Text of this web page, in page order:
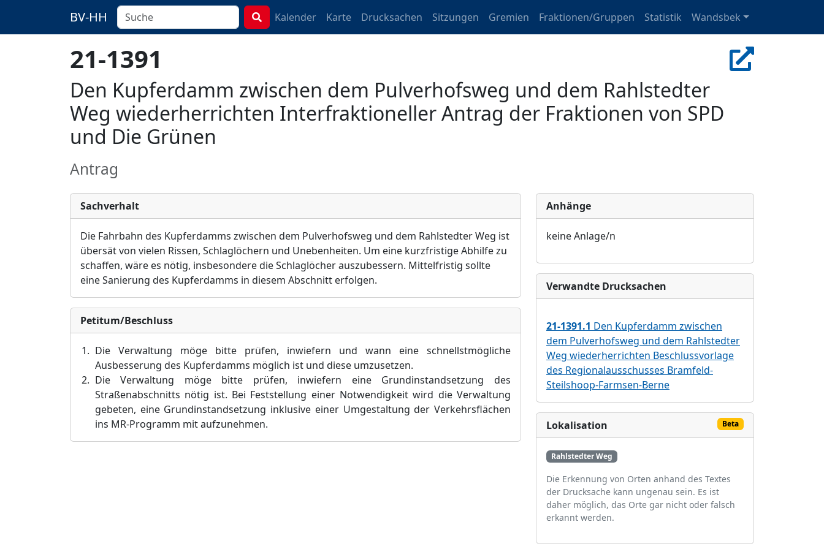
BV-HH Kalender Karte Drucksachen Sitzungen Gremien Fraktionen/Gruppen Statistik Wandsbek
21-1391
Den Kupferdamm zwischen dem Pulverhofsweg und dem Rahlstedter
Weg wiederherrichten Interfraktioneller Antrag der Fraktionen von SPD
und Die Grünen
Antrag
Sachverhalt
Die Fahrbahn des Kupferdamms zwischen dem Pulverhofsweg und dem Rahlstedter Weg ist
übersät von vielen Rissen, Schlaglöchern und Unebenheiten. Um eine kurzfristige Abhilfe zu
schaffen, wäre es nötig, insbesondere die Schlaglöcher auszubessern. Mittelfristig sollte
eine Sanierung des Kupferdamms in diesem Abschnitt erfolgen.
Petitum/Beschluss
Die Verwaltung möge bitte prüfen, inwiefern und wann eine schnellstmögliche
Ausbesserung des Kupferdamms möglich ist und diese umzusetzen.
Die Verwaltung möge bitte prüfen, inwiefern eine Grundinstandsetzung des
Straßenabschnitts nötig ist. Bei Feststellung einer Notwendigkeit wird die Verwaltung
gebeten, eine Grundinstandsetzung inklusive einer Umgestaltung der Verkehrsflächen
ins MR-Programm mit aufzunehmen.
Anhänge
keine Anlage/n
Verwandte Drucksachen
21-1391.1 Den Kupferdamm zwischen
dem Pulverhofsweg und dem Rahlstedter
Weg wiederherrichten Beschlussvorlage
des Regionalausschusses Bramfeld-
Steilshoop-Farmsen-Berne
Lokalisation Beta
Rahlstedter Weg
Die Erkennung von Orten anhand des Textes
der Drucksache kann ungenau sein. Es ist
daher möglich, das Orte gar nicht oder falsch
erkannt werden.